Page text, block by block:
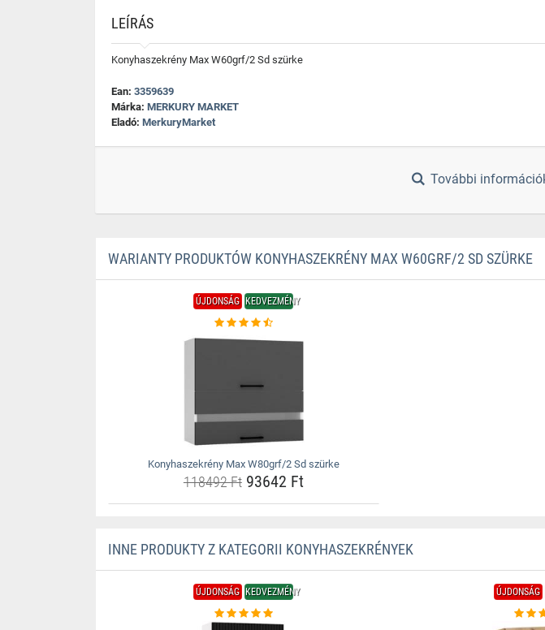
LEÍRÁS
Konyhaszekrény Max W60grf/2 Sd szürke
Ean: 3359639
Márka: MERKURY MARKET
Eladó: MerkuryMarket
További
WARIANTY PRODUKTÓW KONYHASZEKRÉNY MAX W60GRF/2 SD SZÜRKE
ÚJDONSÁG KEDVEZMÉNY
Konyhaszekrény Max W80grf/2 Sd szürke
118492 Ft93642 Ft
INNE PRODUKTY Z KATEGORII KONYHASZEKRÉNYEK
ÚJDONSÁG KEDVEZMÉNY ÚJDONSÁG